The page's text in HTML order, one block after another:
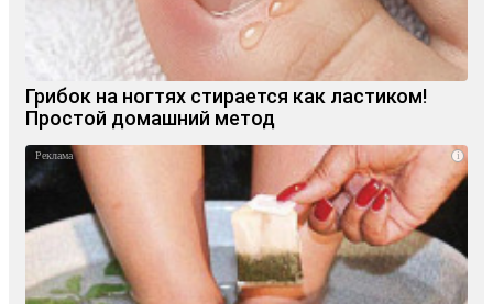
Грибок на ногтях стирается как ластиком!
Простой домашний метод
i